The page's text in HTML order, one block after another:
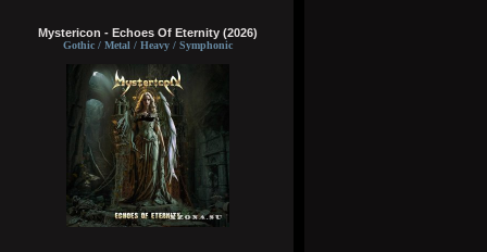
Mystericon - Echoes Of Eternity (2026)
Gothic / Metal / Heavy / Symphonic